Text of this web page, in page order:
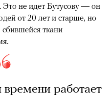
Это не идет Бутусову — он
от 20 лет и старше, но
ткани
времени работает